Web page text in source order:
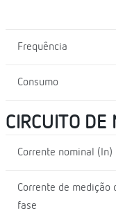
Frequência
Consumo
CIRCUITO DE
Corrente nominal (In)
Corrente de medição
fase